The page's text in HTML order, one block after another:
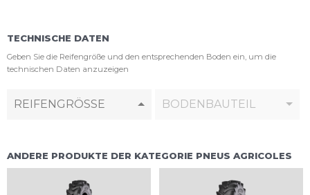
TECHNISCHE DATEN
Geben Sie die Reifengröße und den entsprechenden Boden ein, um die
technischen Daten anzuzeigen
REIFENGRÖSSE BODENBAUTEIL
ANDERE PRODUKTE DER KATEGORIE PNEUS AGRICOLES